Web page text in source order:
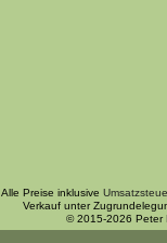
Alle Preise inklusive
Verkauf unter
© 2015-2026 Peter